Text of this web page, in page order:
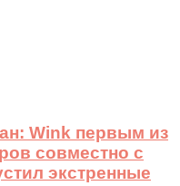
Wink первым из
совместно с
экстренные